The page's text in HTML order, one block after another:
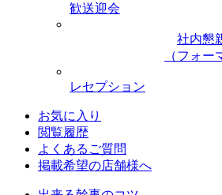
歓送迎会
社内懇
（フォー
レセプション
お気に入り
閲覧履歴
よくあるご質問
掲載希望の店舗様へ